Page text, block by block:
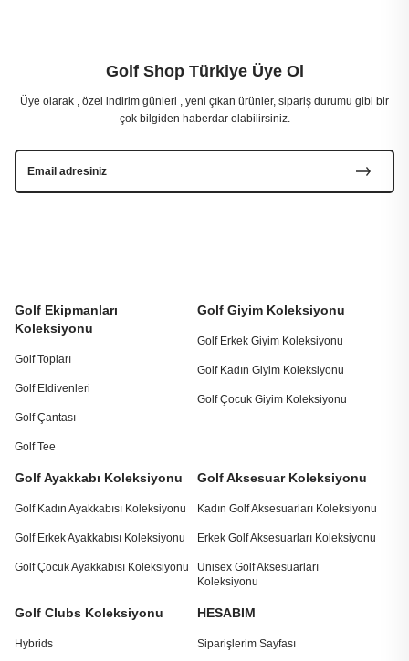
Golf Ekipmanları
Koleksiyonu
Golf Topları
Golf Eldivenleri
Golf Çantası
Golf Tee
Golf Giyim Koleksiyonu
Golf Erkek Giyim Koleksiyonu
Golf Kadın Giyim Koleksiyonu
Golf Çocuk Giyim Koleksiyonu
Golf Ayakkabı Koleksiyonu
Golf Kadın Ayakkabısı Koleksiyonu
Golf Erkek Ayakkabısı Koleksiyonu
Golf Çocuk Ayakkabısı Koleksiyonu
Golf Aksesuar Koleksiyonu
Kadın Golf Aksesuarları Koleksiyonu
Erkek Golf Aksesuarları Koleksiyonu
Unisex Golf Aksesuarları
Koleksiyonu
Golf Clubs Koleksiyonu
Hybrids
HESABIM
Siparişlerim Sayfası
Golf Shop Türkiye Üye Ol
Üye olarak , özel indirim günleri , yeni çıkan ürünler, sipariş durumu gibi bir
çok bilgiden haberdar olabilirsiniz.